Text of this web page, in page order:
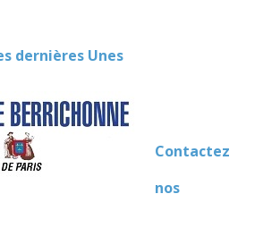
dernières Unes
Contactez
nos